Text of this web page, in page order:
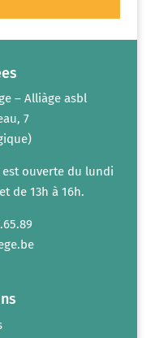
– Alliàge asbl
7
est ouverte du lundi
de 13h à 16h.